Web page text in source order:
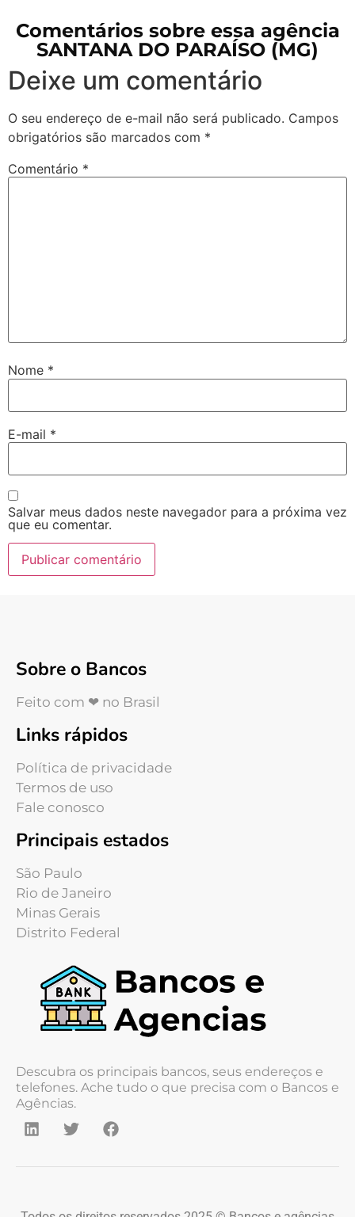
Comentários sobre essa agência
SANTANA DO PARAÍSO (MG)
Deixe um comentário
O seu endereço de e-mail não será publicado. Campos
obrigatórios são marcados com *
Comentário *
Nome *
E-mail *
Salvar meus dados neste navegador para a próxima vez
que eu comentar.
Sobre o Bancos
Feito com ❤ no Brasil
Links rápidos
Política de privacidade
Termos de uso
Fale conosco
Principais estados
São Paulo
Rio de Janeiro
Minas Gerais
Distrito Federal
Descubra os principais bancos, seus endereços e
telefones. Ache tudo o que precisa com o Bancos e
Agências.